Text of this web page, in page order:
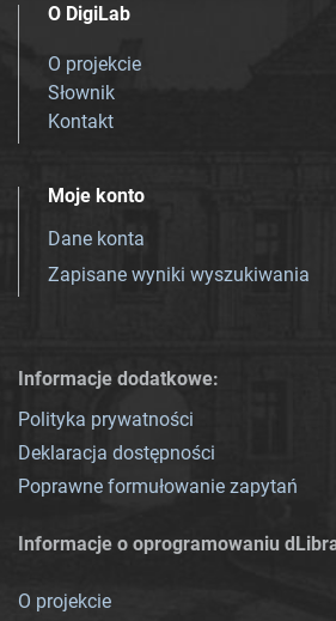
O DigiLab
O projekcie
Słownik
Kontakt
Moje konto
Dane konta
Zapisane wyniki wyszukiwania
Informacje dodatkowe:
Polityka prywatności
Deklaracja dostępności
Poprawne formułowanie zapytań
Informacje o oprogramowaniu
O projekcie